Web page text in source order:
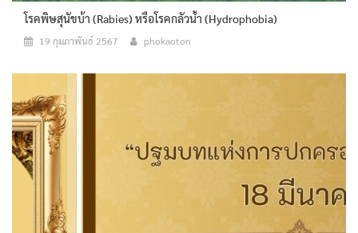
โรคพิษสุนัขบ้า (Rabies) หรือโรคกลัวน้ำ (Hydrophobia)
19 กุมภาพันธ์ 2567 phokaoton